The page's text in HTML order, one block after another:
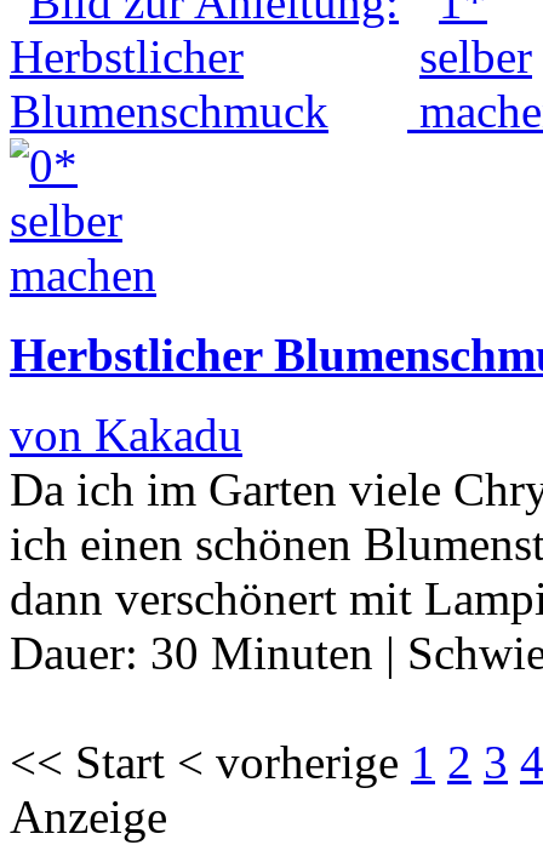
Herbstlicher
von Kakadu
Da ich im Garten viele
ich einen schönen
dann verschönert mit
Dauer: 30 Minuten |
<< Start < vorherige 1 2 3 4
Anzeige